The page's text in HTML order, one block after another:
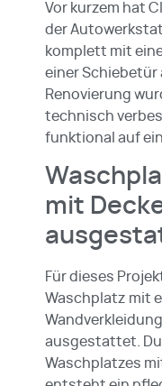
Vor kurzem hat
der
komplett mit
einer
Renovierung
technisch
funktional auf
mit
Für dieses
Waschplatz mit
ausgestattet.
Waschplatzes